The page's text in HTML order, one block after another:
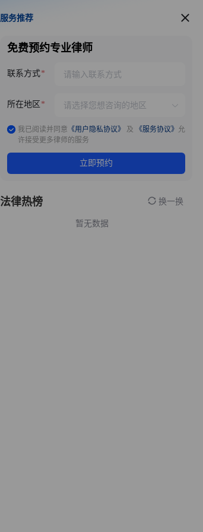
服务推荐
服务推荐
免费预约专业律师
联系方式
所在地区
我已阅读并同意 《用户隐私协议》 及 《服务协议》 允
许接受更多律师的服务
立即预约
法律热榜 换一换
暂无数据